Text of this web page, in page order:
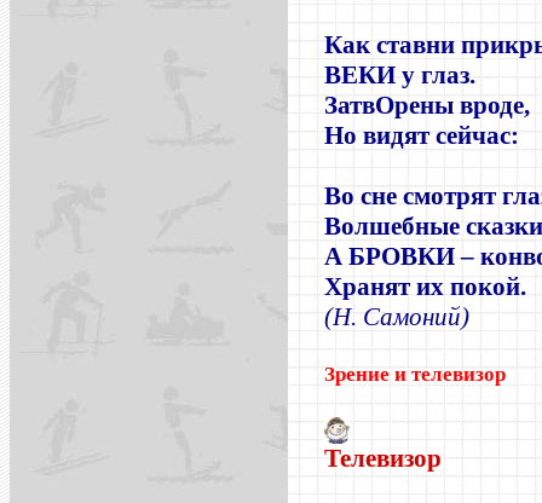
Как ставни
ВЕКИ у глаз.
ЗатвОрены вроде,
Но видят сейчас:
Во сне смотрят
Волшебные
А БРОВКИ –
Хранят их покой.
(Н. Самоний)
Зрение и телевизор
Телевизор